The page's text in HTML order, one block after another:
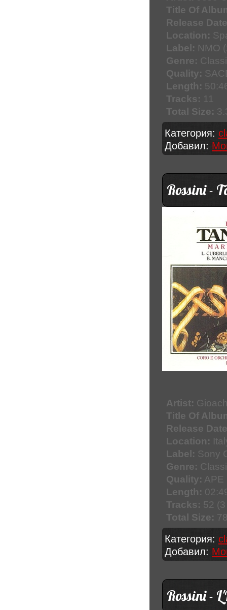
Title Of
Release
Location:
Label: NMO
Genre:
Quality:
Length:
Tracks: 11
Total Size:
Категория:
Добавил:
Rossini -
Artist:
Title Of
Release
Location:
Label: Sony
Genre:
Quality: APE
Length:
Tracks: 52
Total Size:
Категория:
Добавил:
Rossini -